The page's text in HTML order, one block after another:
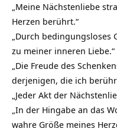
„Meine Nächstenliebe
Herzen berührt.“
„Durch bedingungsloses
zu meiner inneren Liebe.“
„Die Freude des
derjenigen, die ich
„Jeder Akt der
„In der Hingabe an das
wahre Größe meines